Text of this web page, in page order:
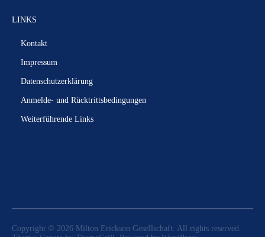
LINKS
Kontakt
Impressum
Datenschutzerklärung
Anmelde- und Rücktrittsbedingungen
Weiterführende Links
Copyright © 2026 Milton Erickson Gesellschaft. All rights reserved.